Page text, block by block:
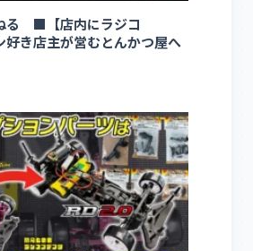
る ■【店内にラジコ
好き店主が営むとんかつ屋へ